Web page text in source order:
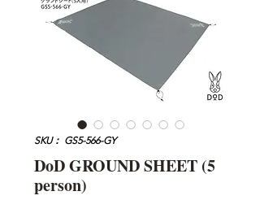
SKU： GS5-566-GY
DoD GROUND SHEET (5
person)